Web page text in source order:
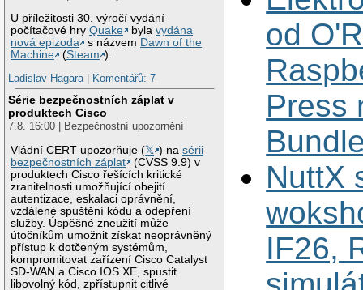
U příležitosti 30. výročí vydání
počítačové hryQuake bylavydána
nová epizoda
s názvem Dawn of the
Machine
(Steam ).
Ladislav Hagara| Komentářů: 7
Série bezpečnostních záplat v
produktech Cisco
7.8. 16:00 | Bezpečnostní upozornění
Vládní CERT upozorňuje (𝕏 ) nasérii
bezpečnostních záplat
(CVSS 9.9) v
produktech Cisco řešících kritické
zranitelnosti umožňující obejití
autentizace, eskalaci oprávnění,
vzdálené spuštění kódu a odepření
služby. Úspěšné zneužití může
útočníkům umožnit získat neoprávněný
přístup k dotčeným systémům,
kompromitovat zařízení Cisco Catalyst
SD-WAN a Cisco IOS XE, spustit
libovolný kód, zpřístupnit citlivé
od
Press
NuttX
IF26,